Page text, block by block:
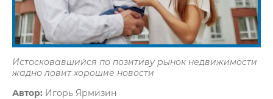
Истосковавшийся по позитиву рынок недвижимости
жадно ловит хорошие новости
Автор: Игорь Ярмизин